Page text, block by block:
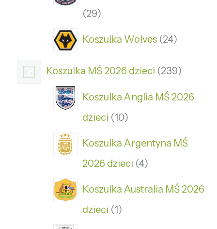
29
Koszulka Wolves 24
Koszulka MŚ 2026 dzieci 239
Koszulka Anglia MŚ 2026
dzieci 10
Koszulka Argentyna MŚ
2026 dzieci 4
Koszulka Australia MŚ 2026
dzieci 1